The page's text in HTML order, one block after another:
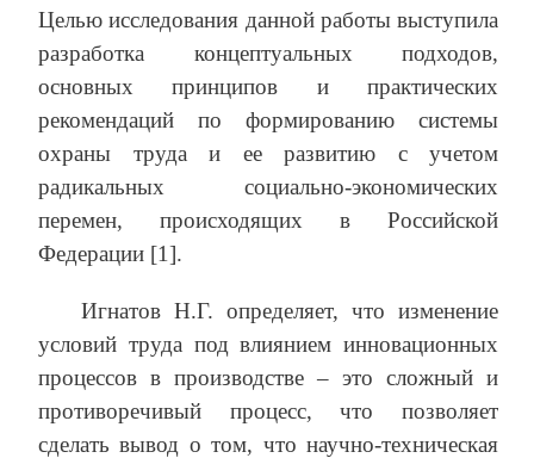
Целью исследования данной работы выступила
разработка концептуальных подходов,
основных принципов и практических
рекомендаций по формированию системы
охраны труда и ее развитию с учетом
радикальных социально-экономических
перемен, происходящих в Российской
Федерации [1].
Игнатов Н.Г. определяет, что изменение
условий труда под влиянием инновационных
процессов в производстве – это сложный и
противоречивый процесс, что позволяет
сделать вывод о том, что научно-техническая